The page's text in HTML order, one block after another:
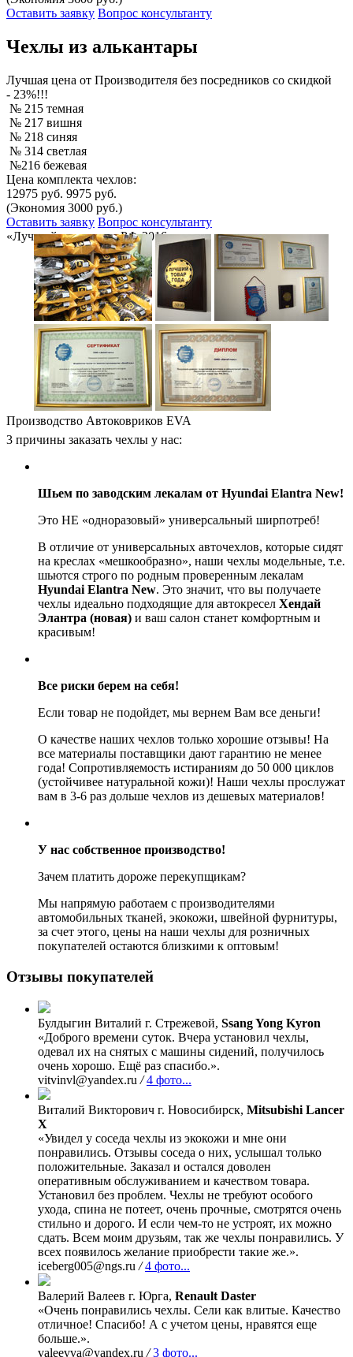
Оставить заявку Вопрос консультанту
Чехлы из алькантары
Лучшая цена от Производителя без посредников со скидкой
- 23%!!!
№ 215 темная
№ 217 вишня
№ 218 синяя
№ 314 светлая
№216 бежевая
Цена комплекта чехлов:
12975 руб. 9975 руб.
(Экономия 3000 руб.)
Оставить заявку Вопрос консультанту
«Лучший товар года РФ-2016»
Производство Автоковриков EVA
3 причины заказать чехлы у нас:
Шьем по заводским лекалам от Hyundai Elantra New!
Это НЕ «одноразовый» универсальный ширпотреб!
В отличие от универсальных авточехлов, которые сидят
на креслах «мешкообразно», наши чехлы модельные, т.е.
шьются строго по родным проверенным лекалам
Hyundai Elantra New. Это значит, что вы получаете
чехлы идеально подходящие для автокресел Хендай
Элантра (новая) и ваш салон станет комфортным и
красивым!
Все риски берем на себя!
Если товар не подойдет, мы вернем Вам все деньги!
О качестве наших чехлов только хорошие отзывы! На
все материалы поставщики дают гарантию не менее
года! Сопротивляемость истираниям до 50 000 циклов
(устойчивее натуральной кожи)! Наши чехлы прослужат
вам в 3-6 раз дольше чехлов из дешевых материалов!
У нас собственное производство!
Зачем платить дороже перекупщикам?
Мы напрямую работаем с производителями
автомобильных тканей, экокожи, швейной фурнитуры,
за счет этого, цены на наши чехлы для розничных
покупателей остаются близкими к оптовым!
Отзывы покупателей
Булдыгин Виталий г. Стрежевой, Ssang Yong Kyron
«Доброго времени суток. Вчера установил чехлы,
одевал их на снятых с машины сидений, получилось
очень хорошо. Ещё раз спасибо.».
vitvinvl@yandex.ru / 4 фото...
Виталий Викторович г. Новосибирск, Mitsubishi Lancer
X
«Увидел у соседа чехлы из экокожи и мне они
понравились. Отзывы соседа о них, услышал только
положительные. Заказал и остался доволен
оперативным обслуживанием и качеством товара.
Установил без проблем. Чехлы не требуют особого
ухода, спина не потеет, очень прочные, смотрятся очень
стильно и дорого. И если чем-то не устроят, их можно
сдать. Всем моим друзьям, так же чехлы понравились. У
всех появилось желание приобрести такие же.».
iceberg005@ngs.ru / 4 фото...
Валерий Валеев г. Юрга, Renault Daster
«Очень понравились чехлы. Сели как влитые. Качество
отличное! Спасибо! А с учетом цены, нравятся еще
больше.».
valeevva@yandex.ru / 3 фото...